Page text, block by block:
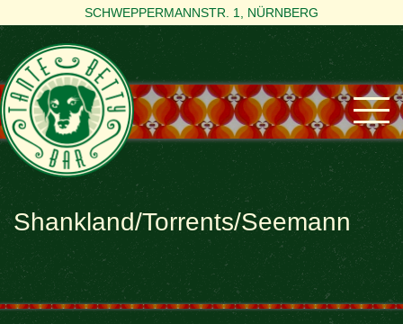
SCHWEPPERMANNSTR. 1, NÜRNBERG
Shankland/Torrents/Seemann